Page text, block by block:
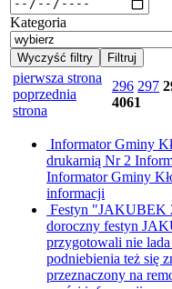
Kategoria
pierwsza strona
poprzednia
strona
296 297
4061
Informator Gminy
drukarnią Nr 2
Informator Gminy
informacji
Festyn "JAKUBEK
doroczny festyn
przygotowali nie
podniebienia też się
przeznaczony na